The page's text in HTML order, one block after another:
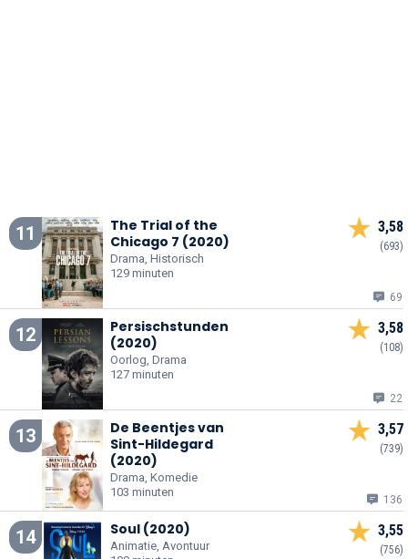
11
The Trial of the
Chicago 7 (2020)
Drama, Historisch
129 minuten
3,58
(693)
69
12
Persischstunden
(2020)
Oorlog, Drama
127 minuten
3,58
(108)
22
13
De Beentjes van
Sint-Hildegard
(2020)
Drama, Komedie
103 minuten
3,57
(739)
136
14 Soul (2020)
Animatie, Avontuur
3,55
(756)